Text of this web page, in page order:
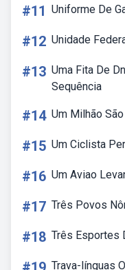
#11 Uniforme De
#12 Unidade
#13 Uma Fita De
Sequência
#14 Um Milhão
#15 Um Ciclista
#16 Um Aviao
#17 Três Povos
#18 Três Esportes
Trava-línguas